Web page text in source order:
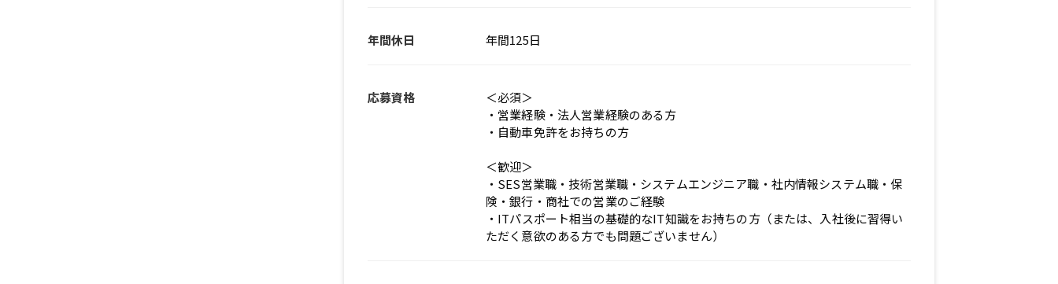
年間休日 年間125日
応募資格
＜必須＞
・営業経験・法人営業経験のある方
・自動車免許をお持ちの方
＜歓迎＞
・SES営業職・技術営業職・システムエンジニア職・社内情報システム職・保
険・銀行・商社での営業のご経験
・ITパスポート相当の基礎的なIT知識をお持ちの方（または、入社後に習得い
ただく意欲のある方でも問題ございません）